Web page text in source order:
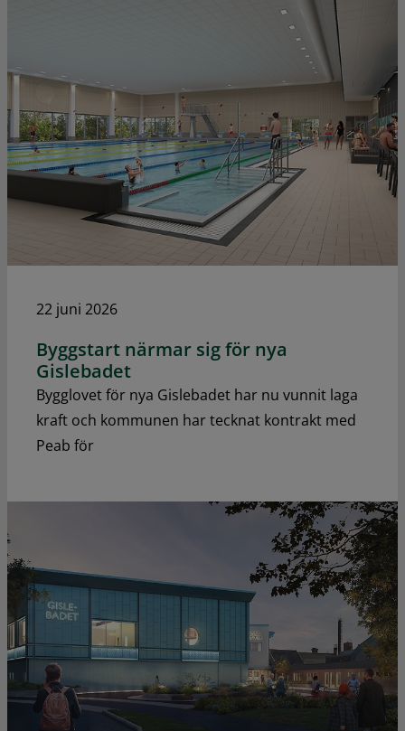
22 juni 2026
Byggstart närmar sig för nya
Gislebadet
Bygglovet för nya Gislebadet har nu vunnit laga
kraft och kommunen har tecknat kontrakt med
Peab för